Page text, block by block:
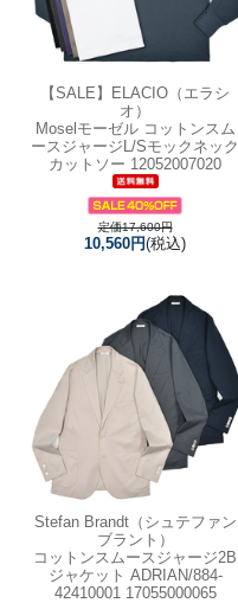
【SALE】 ELACIO（エラシ
オ）
Moselモーゼル コットンスム
ースジャージL/Sモックネック
カットソー 12052007020
定価17,600円
10,560円(税込)
Stefan Brandt（シュテファン
ブラント）
コットンスムースジャージ2B
ジャケット ADRIAN/884-
42410001 17055000065